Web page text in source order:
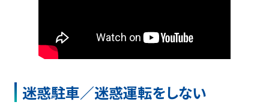
迷惑駐車／迷惑運転をしない